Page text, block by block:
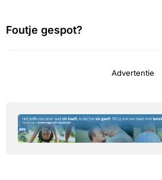
Foutje gespot?
Advertentie